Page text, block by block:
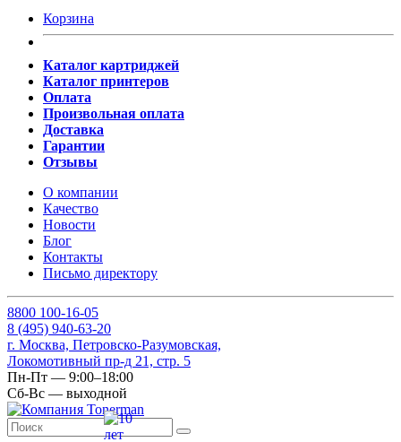
Корзина
Каталог картриджей
Каталог принтеров
Оплата
Произвольная оплата
Доставка
Гарантии
Отзывы
О компании
Качество
Новости
Блог
Контакты
Письмо директору
8800 100-16-05
8 (495) 940-63-20
г. Москва, Петровско-Разумовская,
Локомотивный пр-д 21, стр. 5
Пн-Пт — 9:00–18:00
Сб-Вс — выходной